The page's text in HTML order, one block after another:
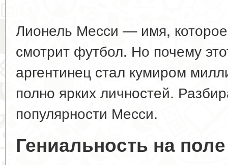
Лионель Месси — имя, которое
смотрит футбол. Но почему
аргентинец стал кумиром
полно ярких личностей.
популярности Месси.
Гениальность на поле